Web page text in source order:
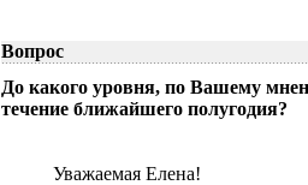
Вопрос
До какого уровня, по Вашему
течение ближайшего полугодия?
Уважаемая Елена!